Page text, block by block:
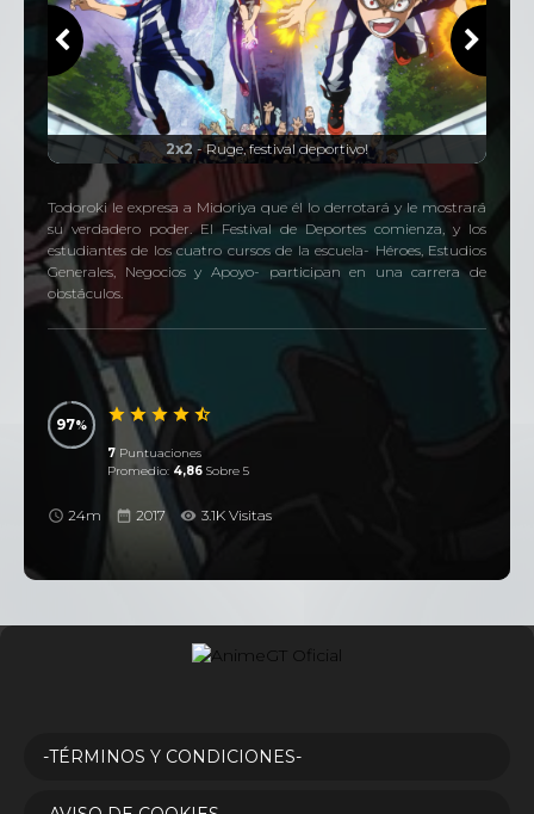
2x2- Ruge, festival deportivo!
Todoroki le expresa a Midoriya que él lo derrotará y le mostrará
su verdadero poder. El Festival de Deportes comienza, y los
estudiantes de los cuatro cursos de la escuela- Héroes, Estudios
Generales, Negocios y Apoyo- participan en una carrera de
obstáculos.
97
7 Puntuaciones
Promedio: 4,86 Sobre 5
24m 2017 3.1K Visitas
-TÉRMINOS Y CONDICIONES-